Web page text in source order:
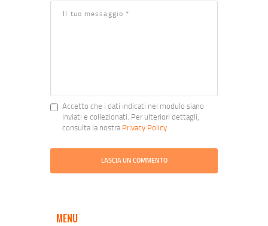
Accetto che i dati indicati nel modulo siano
inviati e collezionati. Per ulteriori dettagli,
consulta la nostraPrivacy Policy
MENU